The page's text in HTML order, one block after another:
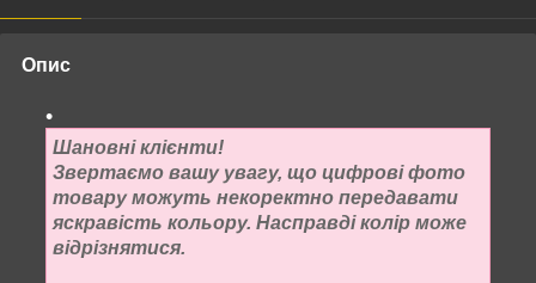
Опис
Шановні клієнти!
Звертаємо вашу увагу, що цифрові фото
товару можуть некоректно передавати
яскравість кольору. Насправді колір може
відрізнятися.